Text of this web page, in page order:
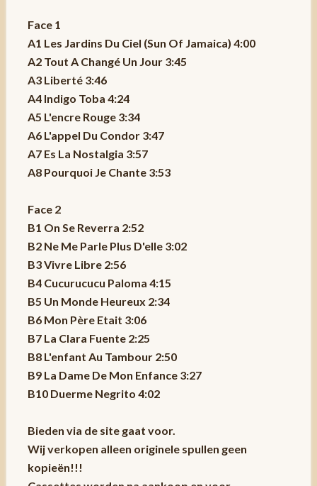
Face 1
A1 Les Jardins Du Ciel (Sun Of Jamaica) 4:00
A2 Tout A Changé Un Jour 3:45
A3 Liberté 3:46
A4 Indigo Toba 4:24
A5 L'encre Rouge 3:34
A6 L'appel Du Condor 3:47
A7 Es La Nostalgia 3:57
A8 Pourquoi Je Chante 3:53
Face 2
B1 On Se Reverra 2:52
B2 Ne Me Parle Plus D'elle 3:02
B3 Vivre Libre 2:56
B4 Cucurucucu Paloma 4:15
B5 Un Monde Heureux 2:34
B6 Mon Père Etait 3:06
B7 La Clara Fuente 2:25
B8 L'enfant Au Tambour 2:50
B9 La Dame De Mon Enfance 3:27
B10 Duerme Negrito 4:02
Bieden via de site gaat voor.
Wij verkopen alleen originele spullen geen
kopieën!!!